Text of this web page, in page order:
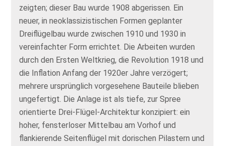
zeigten; dieser Bau wurde 1908 abgerissen. Ein
neuer, in neoklassizistischen Formen geplanter
Dreiflügelbau wurde zwischen 1910 und 1930 in
vereinfachter Form errichtet. Die Arbeiten wurden
durch den Ersten Weltkrieg, die Revolution 1918 und
die Inflation Anfang der 1920er Jahre verzögert;
mehrere ursprünglich vorgesehene Bauteile blieben
ungefertigt. Die Anlage ist als tiefe, zur Spree
orientierte Drei‑Flügel‑Architektur konzipiert: ein
hoher, fensterloser Mittelbau am Vorhof und
flankierende Seitenflügel mit dorischen Pilastern und